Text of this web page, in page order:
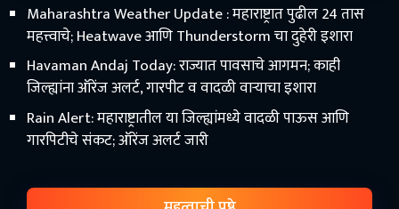
Maharashtra Weather Update : महाराष्ट्रात पुढील 24 तास
महत्त्वाचे; Heatwave आणि Thunderstorm चा दुहेरी इशारा
Havaman Andaj Today: राज्यात पावसाचे आगमन; काही
जिल्ह्यांना ऑरेंज अलर्ट, गारपीट व वादळी वाऱ्याचा इशारा
Rain Alert: महाराष्ट्रातील या जिल्ह्यांमध्ये वादळी पाऊस आणि
गारपिटीचे संकट; ऑरेंज अलर्ट जारी